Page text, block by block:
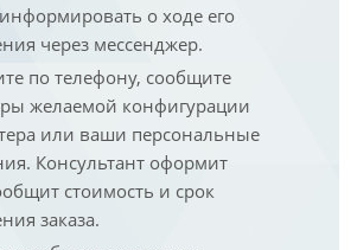
о ходе его
через мессенджер.
по телефону, сообщите
желаемой конфигурации
или ваши персональные
Консультант оформит
стоимость и срок
заказа.